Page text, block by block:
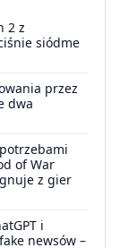
2 z
siódme
przez
dwa
of War
z gier
i
newsów –